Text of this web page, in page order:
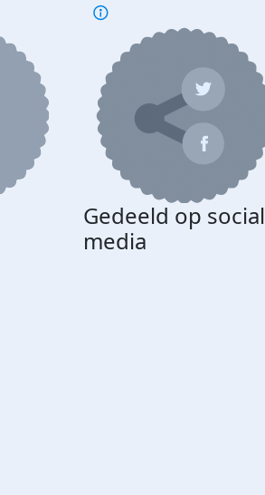
Gedeeld op social
media